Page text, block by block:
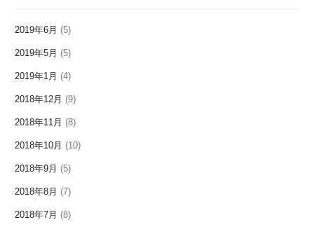
2019年6月 (5)
2019年5月 (5)
2019年1月 (4)
2018年12月 (9)
2018年11月 (8)
2018年10月 (10)
2018年9月 (5)
2018年8月 (7)
2018年7月 (8)